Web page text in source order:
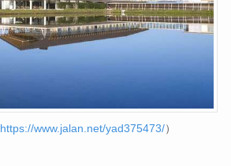
https://www.jalan.net/yad375473/）